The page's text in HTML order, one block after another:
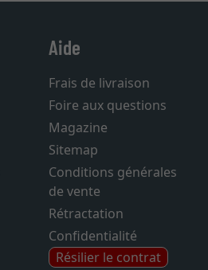
Aide
Frais de livraison
Foire aux questions
Magazine
Sitemap
Conditions générales
de vente
Rétractation
Confidentialité
Résilier le contrat